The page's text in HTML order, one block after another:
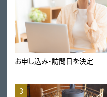
お申し込み・訪問日を決定
3